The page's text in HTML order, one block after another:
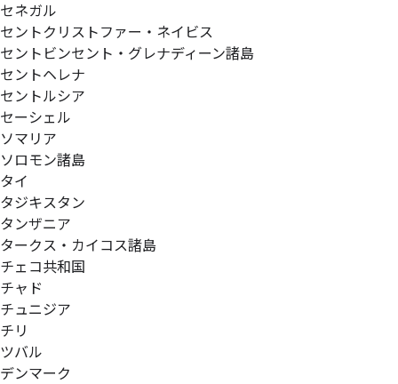
セネガル
セントクリストファー・ネイビス
セントビンセント・グレナディーン諸島
セントヘレナ
セントルシア
セーシェル
ソマリア
ソロモン諸島
タイ
タジキスタン
タンザニア
タークス・カイコス諸島
チェコ共和国
チャド
チュニジア
チリ
ツバル
デンマーク